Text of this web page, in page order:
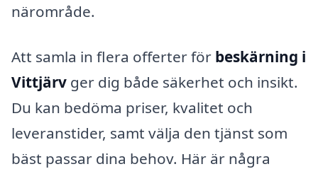
närområde.
Att samla in flera offerter för beskärning i
Vittjärv ger dig både säkerhet och insikt.
Du kan bedöma priser, kvalitet och
leveranstider, samt välja den tjänst som
bäst passar dina behov. Här är några